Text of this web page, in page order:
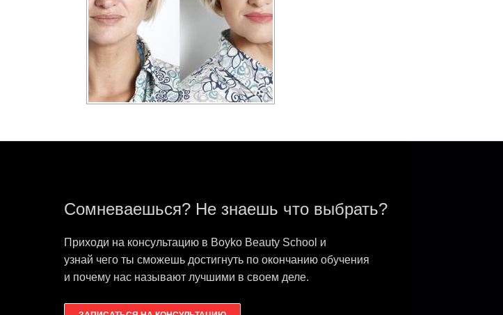
Сомневаешься? Не знаешь что выбрать?
Приходи на консультацию в Boyko Beauty School и
узнай чего ты сможешь достигнуть по окончанию обучения
и почему нас называют лучшими в своем деле.